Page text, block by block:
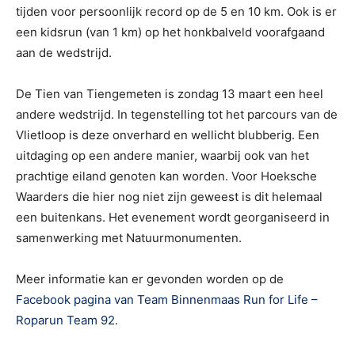
tijden voor persoonlijk record op de 5 en 10 km. Ook is er
een kidsrun (van 1 km) op het honkbalveld voorafgaand
aan de wedstrijd.
De Tien van Tiengemeten is zondag 13 maart een heel
andere wedstrijd. In tegenstelling tot het parcours van de
Vlietloop is deze onverhard en wellicht blubberig. Een
uitdaging op een andere manier, waarbij ook van het
prachtige eiland genoten kan worden. Voor Hoeksche
Waarders die hier nog niet zijn geweest is dit helemaal
een buitenkans. Het evenement wordt georganiseerd in
samenwerking met Natuurmonumenten.
Meer informatie kan er gevonden worden op de
Facebook pagina van Team Binnenmaas Run for Life –
Roparun Team 92.